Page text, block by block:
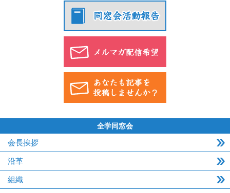
全学同窓会
会長挨拶
沿革
組織